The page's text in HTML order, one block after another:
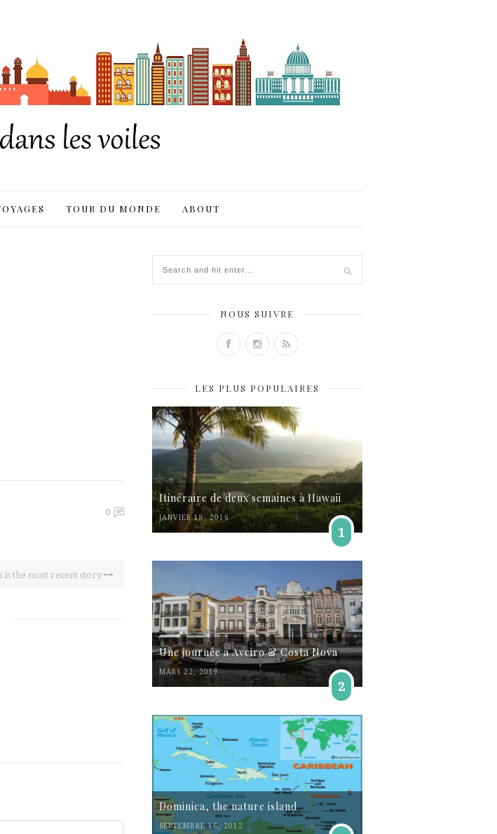
TOUR DU MONDE ABOUT
0
is the most recent story
NOUS SUIVRE
LES PLUS POPULAIRES
Itinéraire de deux semaines à Hawaii
JANVIER 18, 2016
1
Une journée à Aveiro & Costa Nova
MARS 22, 2019
2
Dominica, the nature island
SEPTEMBRE 15, 2012